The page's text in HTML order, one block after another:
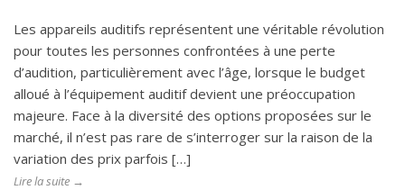
Les appareils auditifs représentent une véritable révolution
pour toutes les personnes confrontées à une perte
d’audition, particulièrement avec l’âge, lorsque le budget
alloué à l’équipement auditif devient une préoccupation
majeure. Face à la diversité des options proposées sur le
marché, il n’est pas rare de s’interroger sur la raison de la
variation des prix parfois […]
Lire la suite →